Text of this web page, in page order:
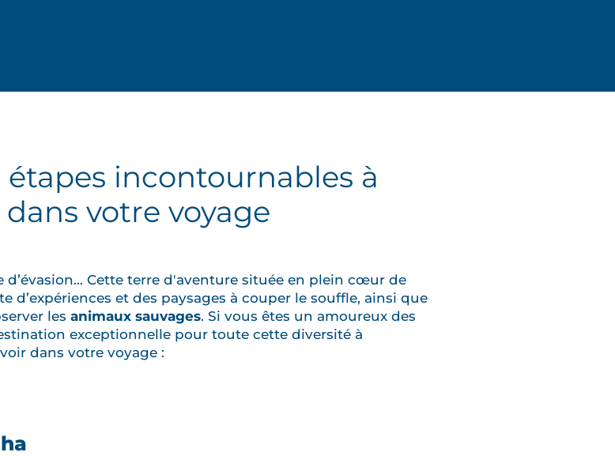
étapes incontournables à
votre voyage
d’évasion… Cette terre d'aventure située en plein cœur de
d’expériences et des paysages à couper le souffle, ainsi que
les animaux sauvages. Si vous êtes un amoureux des
exceptionnelle pour toute cette diversité à
dans votre voyage :